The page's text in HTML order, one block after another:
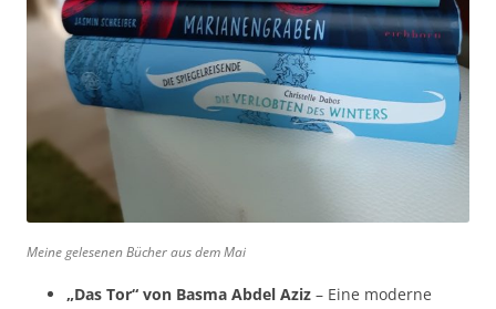
Meine gelesenen Bücher aus dem Mai
„Das Tor“ von Basma Abdel Aziz – Eine moderne